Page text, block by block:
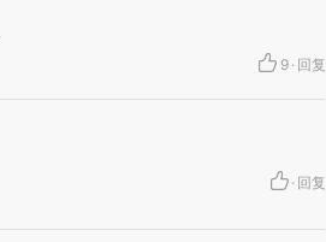
9 · 回复
· 回复